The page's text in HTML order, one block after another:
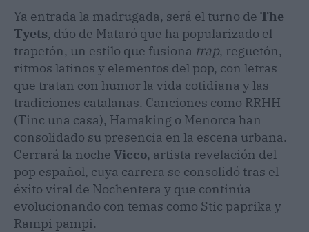
Ya entrada la madrugada, será el turno de The
Tyets, dúo de Mataró que ha popularizado el
trapetón, un estilo que fusiona trap, reguetón,
ritmos latinos y elementos del pop, con letras
que tratan con humor la vida cotidiana y las
tradiciones catalanas. Canciones como RRHH
(Tinc una casa), Hamaking o Menorca han
consolidado su presencia en la escena urbana.
Cerrará la noche Vicco, artista revelación del
pop español, cuya carrera se consolidó tras el
éxito viral de Nochentera y que continúa
evolucionando con temas como Stic paprika y
Rampi pampi.